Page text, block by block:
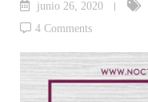
junio 26, 2020
4 Comments